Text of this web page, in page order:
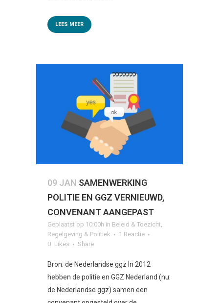
LEES MEER
09 JAN SAMENWERKING
POLITIE EN GGZ VERNIEUWD,
CONVENANT AANGEPAST
Geplaatst op 10:00h in Beleid & Toezicht
Regelgeving & Politiek
1 Reactie
0 Likes Share
Bron: de Nederlandse ggz In 2012
hebben de politie en GGZ Nederland (nu:
de Nederlandse ggz) samen een